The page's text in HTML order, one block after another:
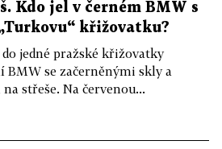
Kdo jel v černém BMW s
křižovatku?
jedné pražské křižovatky
se začerněnými skly a
střeše. Na červenou...